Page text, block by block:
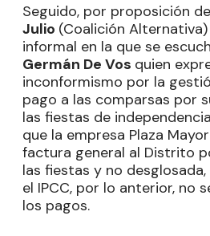
Seguido, por proposición
Julio (Coalición
informal en la que se
Germán De Vos quien
inconformismo por la
pago a las comparsas por
las fiestas de
que la empresa Plaza
factura general al Distrito
las fiestas y no
el IPCC, por lo anterior, no
los pagos.